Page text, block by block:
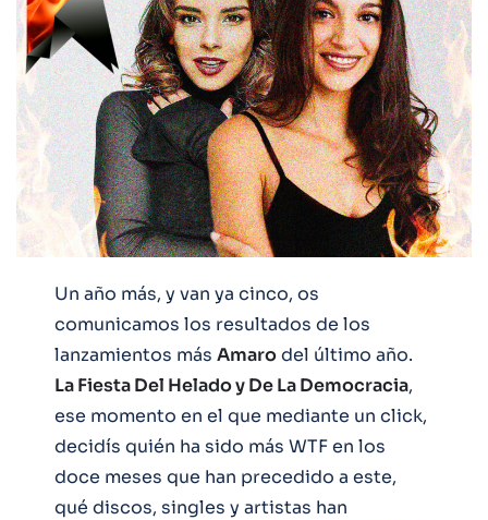
Un año más, y van ya cinco, os
comunicamos los resultados de los
lanzamientos más Amarodel último año.
La Fiesta Del Helado y De La Democracia,
ese momento en el que mediante un click,
decidís quién ha sido más WTF en los
doce meses que han precedido a este,
qué discos, singles y artistas han